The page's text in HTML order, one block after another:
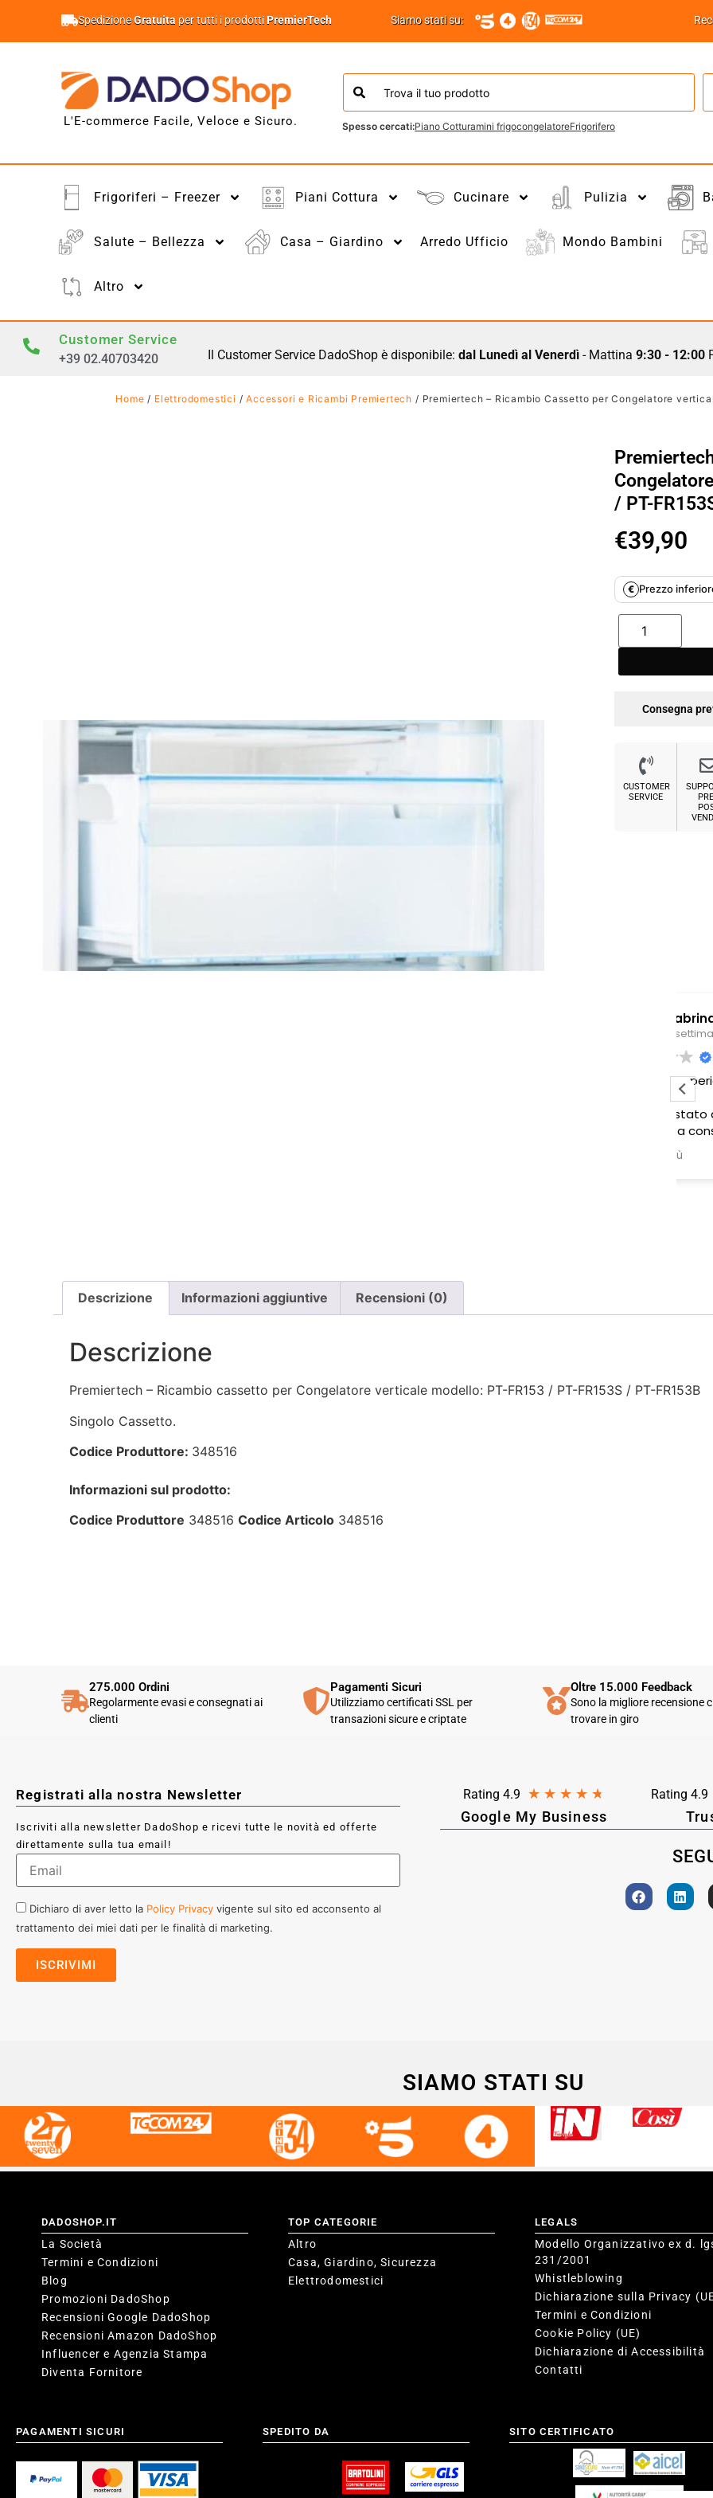
SpedizioneGratuita per tutti i prodottiPremierTech Siamo stati su:
L'E-commerce Facile, Veloce e Sicuro. Spesso cercati:Piano Cotturamini frigocongelatoreFrigorifero
Frigoriferi – Freezer Piani Cottura Cucinare Pulizia
Salute – Bellezza Casa – Giardino Arredo Ufficio Mondo Bambini
Altro
Customer Service
+39 02.40703420 Il Customer Service DadoShop è disponibile: dal Lunedì al Venerdì- Mattina 9:30 - 12:00
Home / Elettrodomestici /Accessori e Ricambi Premiertech / Premiertech – Ricambio Cassetto per Congelatore
/ PT-
€39,90
€ Prezzo
Consegna
CUSTOMER
SERVICE
stato comunicato che erano in
corriere. Da allora nessun
Per un'azienda che vende
Descrizione Informazioni aggiuntive Recensioni (0)
Descrizione
Premiertech – Ricambio cassetto per Congelatore verticale modello: PT-FR153 / PT-FR153S / PT-FR153B
Singolo Cassetto.
Codice Produttore: 348516
Informazioni sul prodotto:
Codice Produttore 348516Codice Articolo 348516
275.000 Ordini
Regolarmente evasi e consegnati ai
clienti
Pagamenti Sicuri
Utilizziamo certificati SSL per
transazioni sicure e criptate
Oltre 15.000 Feedback
Sono la migliore recensione
trovare in giro
Registrati alla nostra Newsletter
Iscriviti alla newsletter DadoShop e ricevi tutte le novità ed offerte
direttamente sulla tua email!
Dichiaro di aver letto la Policy Privacy vigente sul sito ed acconsento al
trattamento dei miei dati per le finalità di marketing.
Rating 4.9 ★ ★ ★ ★ ★
Google My Business
Rating 4.9
SIAMO STATI SU
DADOSHOP.IT
La Società
Termini e Condizioni
Blog
Promozioni DadoShop
Recensioni Google DadoShop
Recensioni Amazon DadoShop
Influencer e Agenzia Stampa
Diventa Fornitore
TOP CATEGORIE
Altro
Casa, Giardino, Sicurezza
Elettrodomestici
LEGALS
Modello Organizzativo ex d.
231/2001
Whistleblowing
Dichiarazione sulla Privacy
Termini e Condizioni
Cookie Policy (UE)
Dichiarazione di Accessibilità
Contatti
PAGAMENTI SICURI SPEDITO DA SITO CERTIFICATO